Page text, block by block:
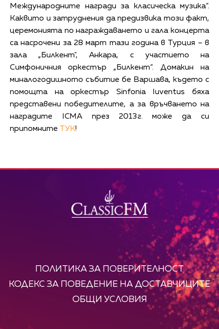
Международните награди за класическа музика“.
Каквито и затруднения да предизвика този факт,
церемонията по награждаването и гала концерта
са насрочени за 28 март тази година в Турция – в
зала „Билкент", Анкара, с участието на
Симфоничния оркестър „Билкент“. Домакин на
миналогодишното събитие бе Варшава, където с
помощта на оркестър Sinfonia Iuventus бяха
представени победителите, а за връчването на
наградите ICMA през 2013г. може да си
припомните ТУК!
ПОЛИТИКА ЗА ПОВЕРИТЕЛНОСТ
КОДЕКС ЗА ПОВЕДЕНИЕ НА ДОСТАВЧИЦИТЕ
ОБЩИ УСЛОВИЯ